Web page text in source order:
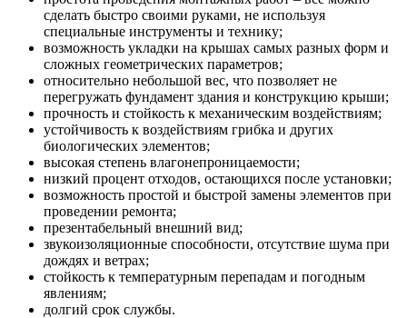
сделать быстро своими руками, не используя
специальные инструменты и технику;
возможность укладки на крышах самых разных форм и
сложных геометрических параметров;
относительно небольшой вес, что позволяет не
перегружать фундамент здания и конструкцию крыши;
прочность и стойкость к механическим воздействиям;
устойчивость к воздействиям грибка и других
биологических элементов;
высокая степень влагонепроницаемости;
низкий процент отходов, остающихся после установки;
возможность простой и быстрой замены элементов при
проведении ремонта;
презентабельный внешний вид;
звукоизоляционные способности, отсутствие шума при
дождях и ветрах;
стойкость к температурным перепадам и погодным
явлениям;
долгий срок службы.